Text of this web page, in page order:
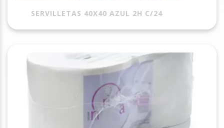
SERVILLETAS 40X40 AZUL 2H C/24